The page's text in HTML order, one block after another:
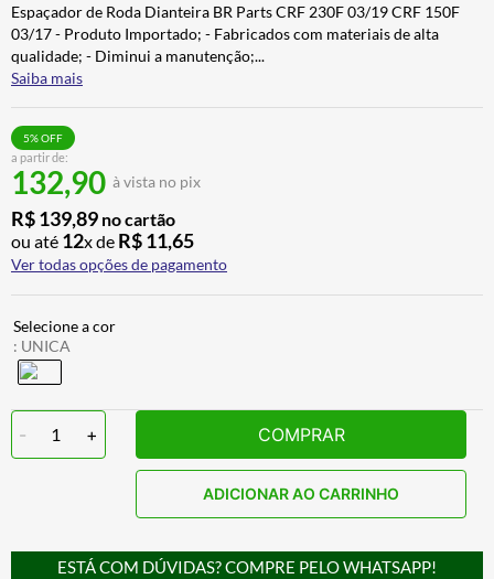
Espaçador de Roda Dianteira BR Parts CRF 230F 03/19 CRF 150F
03/17 - Produto Importado; - Fabricados com materiais de alta
qualidade; - Diminui a manutenção;...
Saiba mais
a partir de:
132,90 à vista no pix
5% OFF
R$139,89 no cartão
ou até 12x de R$11,65
Ver todas opções de pagamento
: UNICA
- 1 + COMPRAR
ADICIONAR AO CARRINHO
ESTÁ COM DÚVIDAS? COMPRE PELO WHATSAPP!
7º ALPINESTAR
8º AIROH
9º CALÇA
10º